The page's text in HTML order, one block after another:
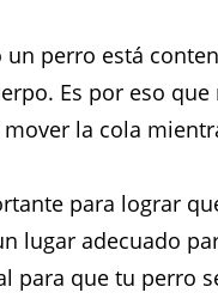
un perro está
Es por eso
la cola
para lograr
lugar adecuado
para que tu perro